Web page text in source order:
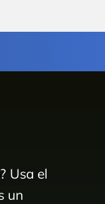
Usa el
un